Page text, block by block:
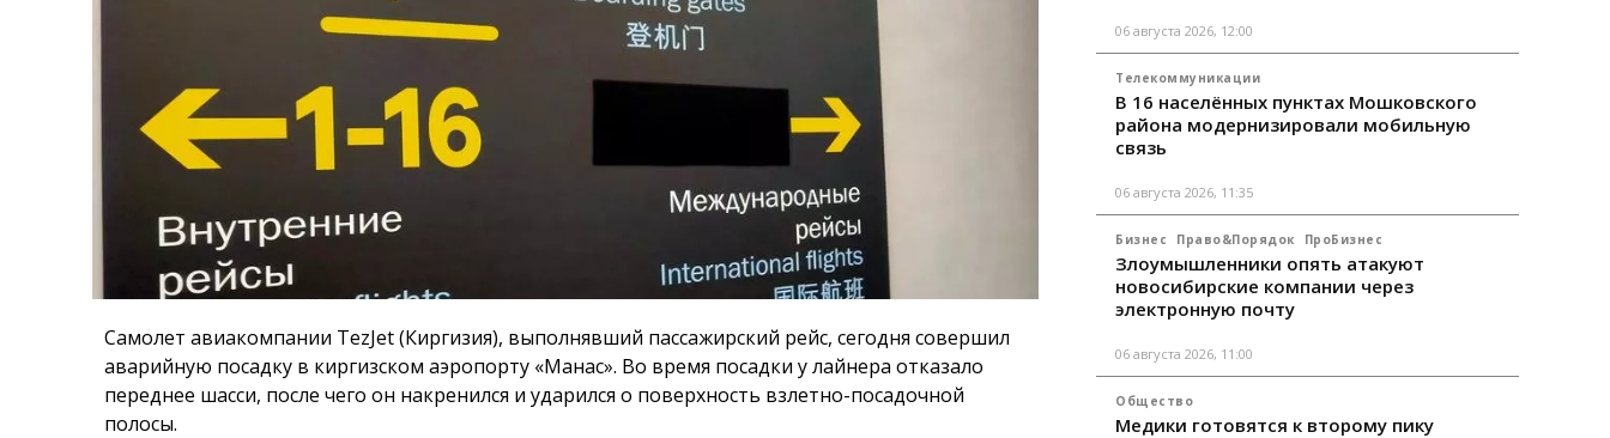
Самолет авиакомпании TezJet (Киргизия), выполнявший пассажирский рейс, сегодня совершил
аварийную посадку в киргизском аэропорту «Манас». Во время посадки у лайнера отказало
переднее шасси, после чего он накренился и ударился о поверхность взлетно-посадочной
полосы.
06 августа 2026, 12:00
Телекоммуникации
В 16 населённых пунктах Мошковского
района модернизировали мобильную
связь
06 августа 2026, 11:35
Бизнес Право&Порядок ПроБизнес
Злоумышленники опять атакуют
новосибирские компании через
электронную почту
06 августа 2026, 11:00
Общество
Медики готовятся к второму пику